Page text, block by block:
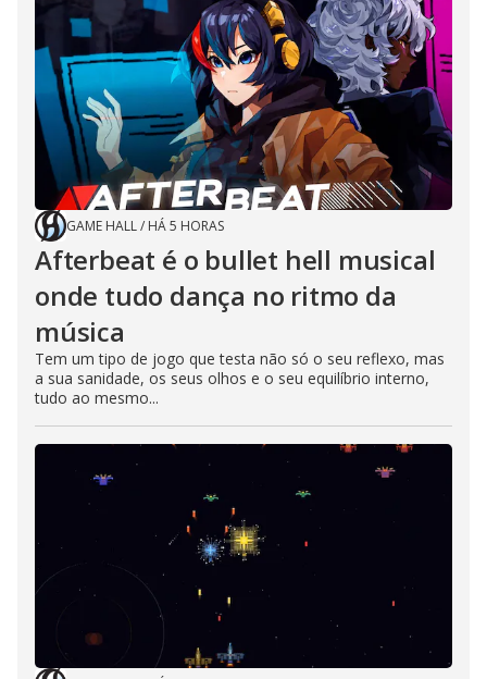
GAME HALL/ HÁ 5 HORAS
Afterbeat é o bullet hell musical
onde tudo dança no ritmo da
música
Tem um tipo de jogo que testa não só o seu reflexo, mas
a sua sanidade, os seus olhos e o seu equilíbrio interno,
tudo ao mesmo...